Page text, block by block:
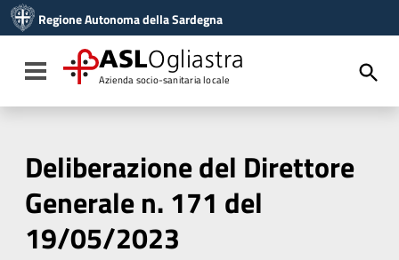
Vai al menu di navigazione
Vai al footer
Regione Autonoma della Sardegna
Toggle navigation
ASLOgliastra
Azienda socio-sanitaria locale
Deliberazione del Direttore
Generale n. 171 del
19/05/2023